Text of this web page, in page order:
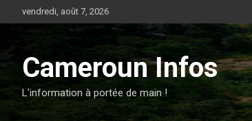
au
vendredi, août 7, 2026
Cameroun Infos
L'information à portée de main !